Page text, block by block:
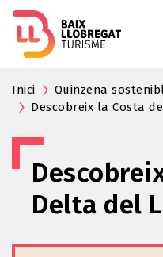
Inici
Quinzena
Descobreix la Costa
Delta del